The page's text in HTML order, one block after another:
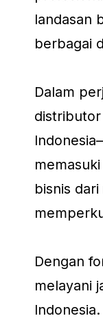
landasan
berbagai
Dalam
bisnis
Dengan
melayani